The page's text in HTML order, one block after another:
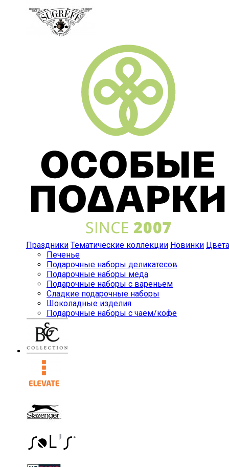
Праздники Тематические коллекции Новинки Цвета
Печенье
Подарочные наборы деликатесов
Подарочные наборы меда
Подарочные наборы с вареньем
Сладкие подарочные наборы
Шоколадные изделия
Подарочные наборы с чаем/кофе